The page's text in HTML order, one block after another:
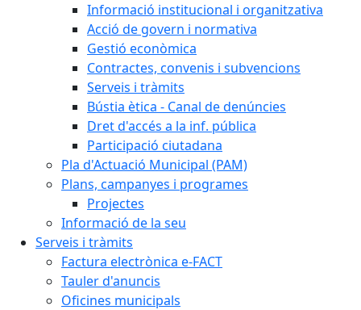
Informació institucional i organitzativa
Acció de govern i normativa
Gestió econòmica
Contractes, convenis i subvencions
Serveis i tràmits
Bústia ètica - Canal de denúncies
Dret d'accés a la inf. pública
Participació ciutadana
Pla d'Actuació Municipal (PAM)
Plans, campanyes i programes
Projectes
Informació de la seu
Serveis i tràmits
Factura electrònica e-FACT
Tauler d'anuncis
Oficines municipals